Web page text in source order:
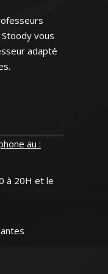
qui
bons
très
elle a su
de
premier
élève en
Philippe -
(SVT) -
J’enseigne
en France
et je donne
et de leurs
vous
adapté
au :
à 20H et le